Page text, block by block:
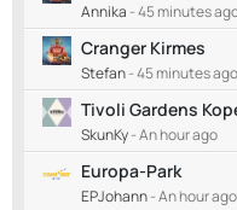
Annika -45 minutes
Cranger Kirmes
Stefan-45 minutes ago
Tivoli Gardens
SkunKy-An hour ago
Europa-Park
EPJohann-An hour ago